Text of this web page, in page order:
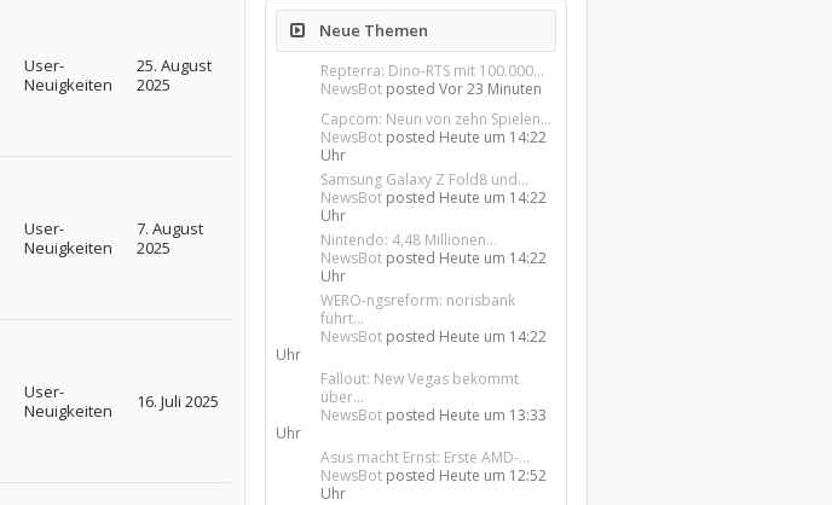
User-
Neuigkeiten
25. August
2025
User-
Neuigkeiten
7. August
2025
User-
Neuigkeiten
16. Juli 2025
Neue Themen
Repterra: Dino-RTS mit 100.000...
NewsBot postedVor 23 Minuten
Capcom: Neun von zehn Spielen...
NewsBot posted Heute um 14:22
Uhr
Samsung Galaxy Z Fold8 und...
NewsBot posted Heute um 14:22
Uhr
Nintendo: 4,48 Millionen...
NewsBot posted Heute um 14:22
Uhr
WERO-ngsreform: norisbank
führt...
NewsBot posted Heute um 14:22
Uhr
Fallout: New Vegas bekommt
über...
NewsBot posted Heute um 13:33
Uhr
Asus macht Ernst: Erste AMD-...
NewsBot posted Heute um 12:52
Uhr